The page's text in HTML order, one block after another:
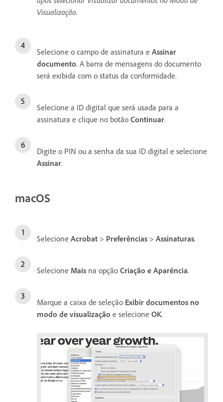
Visualização.
Selecione o campo de assinatura e Assinar
documento. A barra de mensagens do documento
será exibida com o status da conformidade.
Selecione a ID digital que será usada para a
assinatura e clique no botão Continuar.
Digite o PIN ou a senha da sua ID digital e selecione
Assinar.
macOS
Selecione Acrobat > Preferências > Assinaturas.
Selecione Mais na opção Criação e Aparência.
Marque a caixa de seleção Exibir documentos no
modo de visualização e selecione OK.